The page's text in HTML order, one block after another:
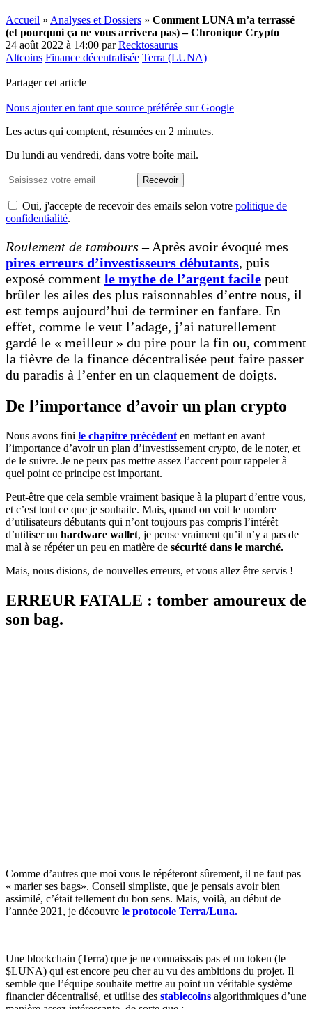
Accueil » Analyses et Dossiers » Comment LUNA m’a terrassé
(et pourquoi ça ne vous arrivera pas) – Chronique Crypto
24 août 2022 à 14:00 parRecktosaurus
Altcoins Finance décentralisée Terra (LUNA)
Partager cet article
Nous ajouter en tant que source préférée sur Google
Les actus qui comptent, résumées en 2 minutes.
Du lundi au vendredi, dans votre boîte mail.
Recevoir
Oui, j'accepte de recevoir des emails selon votre politique de
confidentialité.
Roulement de tambours– Après avoir évoqué mes
pires erreurs d’investisseurs débutants, puis
exposé comment le mythe de l’argent facile peut
brûler les ailes des plus raisonnables d’entre nous, il
est temps aujourd’hui de terminer en fanfare. En
effet, comme le veut l’adage, j’ai naturellement
gardé le « meilleur » du pire pour la fin ou, comment
la fièvre de la finance décentralisée peut faire passer
du paradis à l’enfer en un claquement de doigts.
De l’importance d’avoir un plan crypto
Nous avons fini le chapitre précédent en mettant en avant
l’importance d’avoir un plan d’investissement crypto, de le noter, et
de le suivre. Je ne peux pas mettre assez l’accent pour rappeler à
quel point ce principe est important.
Peut-être que cela semble vraiment basique à la plupart d’entre vous,
et c’est tout ce que je souhaite. Mais, quand on voit le nombre
d’utilisateurs débutants qui n’ont toujours pas compris l’intérêt
d’utiliser un hardware wallet, je pense vraiment qu’il n’y a pas de
mal à se répéter un peu en matière de sécurité dans le marché.
Mais, nous disions, de nouvelles erreurs, et vous allez être servis !
ERREUR FATALE : tomber amoureux de
son bag.
Comme d’autres que moi vous le répéteront sûrement, il ne faut pas
« marier ses bags». Conseil simpliste, que je pensais avoir bien
assimilé, c’était tellement du bon sens. Mais, voilà, au début de
l’année 2021, je découvre le protocole Terra/Luna.
Une blockchain (Terra) que je ne connaissais pas et un token (le
$LUNA) qui est encore peu cher au vu des ambitions du projet. Il
semble que l’équipe souhaite mettre au point un véritable système
financier décentralisé, et utilise des stablecoins algorithmiques d’une